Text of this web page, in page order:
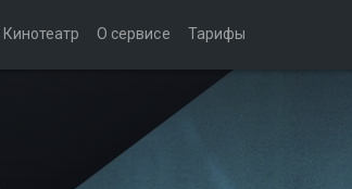
Кинотеатр О сервисе Тарифы